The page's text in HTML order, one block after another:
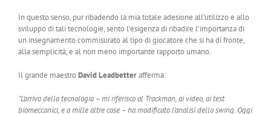
In questo senso, pur ribadendo la mia totale adesione all’utilizzo e allo
sviluppo di tali tecnologie, sento l’esigenza di ribadire l’importanza di
un insegnamento commisurato al tipo di giocatore che si ha di fronte,
alla semplicità, e al non meno importante rapporto umano.
Il grande maestroDavid Leadbetterafferma:
“L’arrivo della tecnologia – mi riferisco al Trackman, ai video, ai test
biomeccanici, e a mille altre cose – ha modificato l’analisi dello swing. Oggi